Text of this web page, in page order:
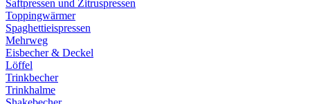
Saftpressen und Zitruspressen
Toppingwärmer
Spaghettieispressen
Mehrweg
Eisbecher & Deckel
Löffel
Trinkbecher
Trinkhalme